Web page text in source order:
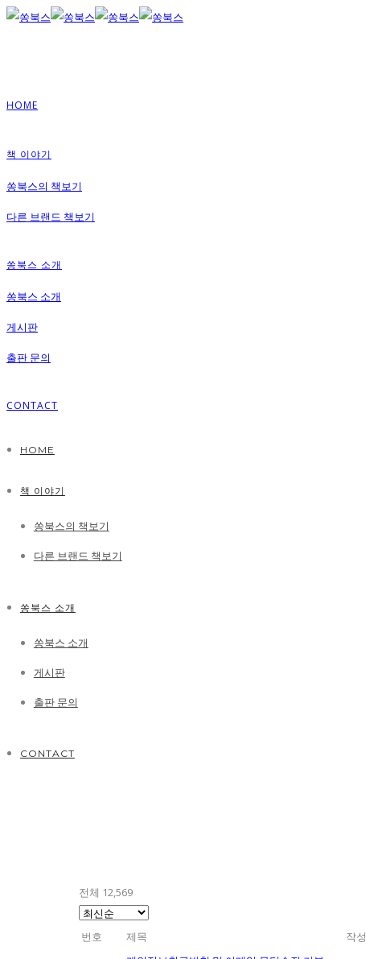
HOME
책 이야기
쏭북스의 책보기
다른 브랜드 책보기
쏭북스 소개
쏭북스 소개
게시판
출판 문의
CONTACT
HOME
책 이야기
쏭북스의 책보기
다른 브랜드 책보기
쏭북스 소개
쏭북스 소개
게시판
출판 문의
CONTACT
전체 12,569
번호 제목 작